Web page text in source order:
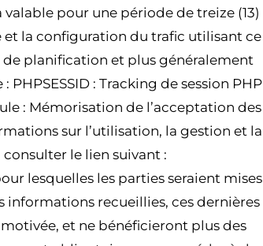
pour une période de treize (13)
et la configuration du trafic utilisant ce
de planification et plus généralement
: Tracking de session PHP
: Mémorisation de l’acceptation des
sur l’utilisation, la gestion et la
le lien suivant :
lesquelles les parties seraient mises
informations recueillies, ces dernières
et ne bénéficieront plus des